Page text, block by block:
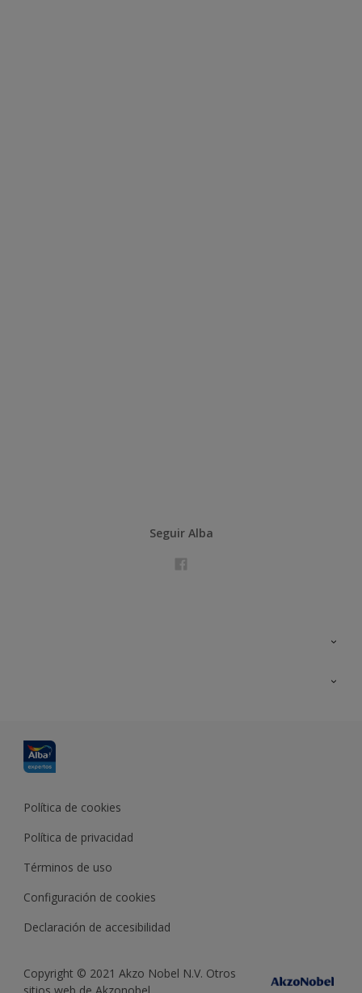
Seguir Alba
Política de cookies
Política de privacidad
Términos de uso
Configuración de cookies
Declaración de accesibilidad
Copyright © 2021 Akzo Nobel N.V. Otros
sitios web de Akzonobel